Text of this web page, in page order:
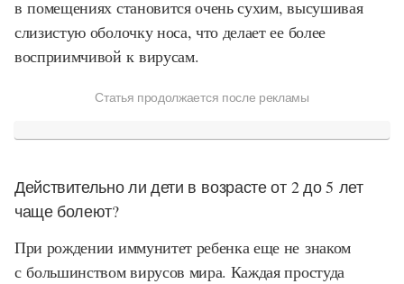
в помещениях становится очень сухим, высушивая
слизистую оболочку носа, что делает ее более
восприимчивой к вирусам.
Статья продолжается после рекламы
Действительно ли дети в возрасте от 2 до 5 лет
чаще болеют?
При рождении иммунитет ребенка еще не знаком
с большинством вирусов мира. Каждая простуда